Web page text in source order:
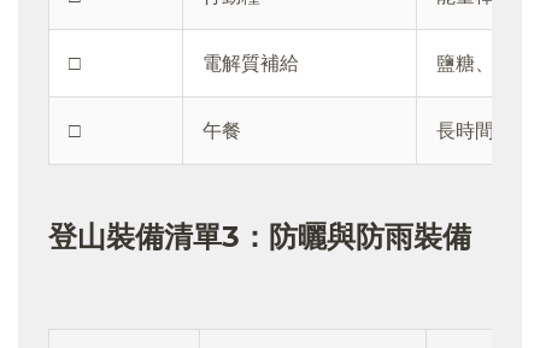
□ 電解質補給 鹽糖、運動
□ 午餐 長時間行程
登山裝備清單3：防曬與防雨裝備